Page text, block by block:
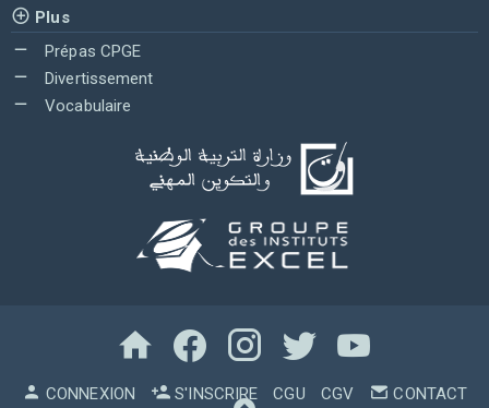
Plus
Prépas CPGE
Divertissement
Vocabulaire
CONNEXION S'INSCRIRE CGU CGV CONTACT